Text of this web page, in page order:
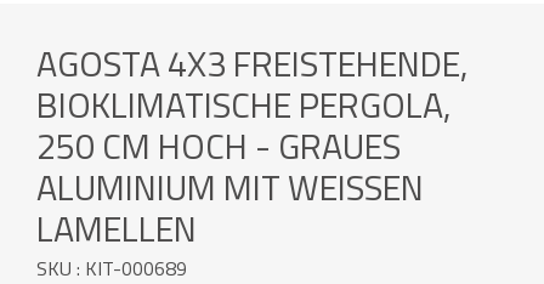
AGOSTA 4X3 FREISTEHENDE,
BIOKLIMATISCHE PERGOLA,
250 CM HOCH - GRAUES
ALUMINIUM MIT WEISSEN L
AMELLEN
SKU : KIT-000689